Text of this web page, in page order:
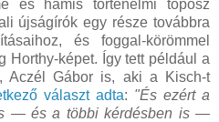
és hamis történelmi toposz
újságírók egy része továbbra
és foggal-körömmel
Horthy-képet. Így tett például a
Aczél Gábor is, aki a Kisch-t
választ adta: "És ezért a
— és a többi kérdésben is —